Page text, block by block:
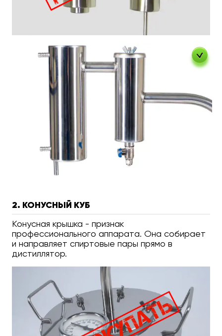
2. КОНУСНЫЙ КУБ
Конусная крышка - признак
профессионального аппарата. Она собирает
и направляет спиртовые пары прямо в
дистиллятор.